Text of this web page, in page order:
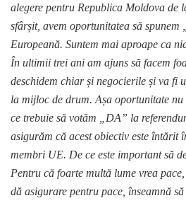
alegere pentru Republica Moldova de
sfârșit, avem oportunitatea să
Europeană. Suntem mai aproape ca
În ultimii trei ani am ajuns să facem
deschidem chiar și negocierile și va fi
la mijloc de drum. Așa oportunitate
ce trebuie să votăm „DA” la
asigurăm că acest obiectiv este întărit
membri UE. De ce este important să
Pentru că foarte multă lume vrea
dă asigurare pentru pace, înseamnă